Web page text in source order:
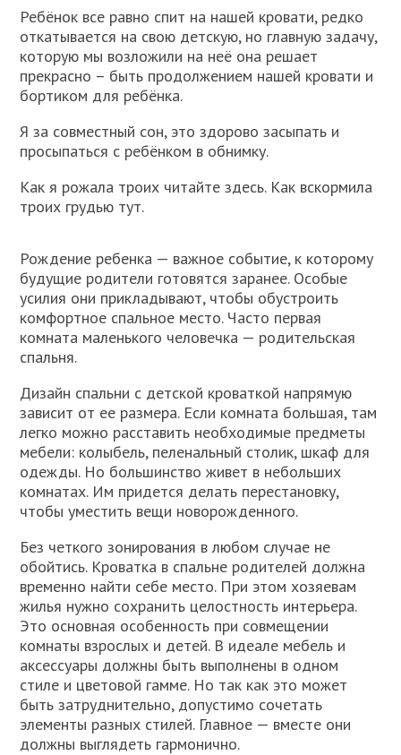
Ребёнок все равно спит на нашей кровати, редко
откатывается на свою детскую, но главную задачу,
которую мы возложили на неё она решает
прекрасно – быть продолжением нашей кровати и
бортиком для ребёнка.
Я за совместный сон, это здорово засыпать и
просыпаться с ребёнком в обнимку.
Как я рожала троих читайте здесь. Как вскормила
троих грудью тут.
Рождение ребенка — важное событие, к которому
будущие родители готовятся заранее. Особые
усилия они прикладывают, чтобы обустроить
комфортное спальное место. Часто первая
комната маленького человечка — родительская
спальня.
Дизайн спальни с детской кроваткой напрямую
зависит от ее размера. Если комната большая, там
легко можно расставить необходимые предметы
мебели: колыбель, пеленальный столик, шкаф для
одежды. Но большинство живет в небольших
комнатах. Им придется делать перестановку,
чтобы уместить вещи новорожденного.
Без четкого зонирования в любом случае не
обойтись. Кроватка в спальне родителей должна
временно найти себе место. При этом хозяевам
жилья нужно сохранить целостность интерьера.
Это основная особенность при совмещении
комнаты взрослых и детей. В идеале мебель и
аксессуары должны быть выполнены в одном
стиле и цветовой гамме. Но так как это может
быть затруднительно, допустимо сочетать
элементы разных стилей. Главное — вместе они
должны выглядеть гармонично.